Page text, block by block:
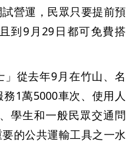
營運，民眾只要提前預
到9月29日都可免費搭
從去年9月在竹山、名
1萬5000車次、使用人
學生和一般民眾交通問
的公共運輸工具之一水